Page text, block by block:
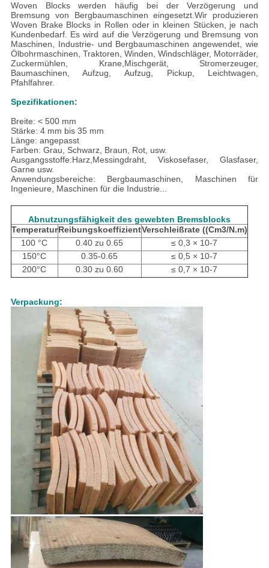
Woven Blocks werden häufig bei der Verzögerung und
Bremsung von Bergbaumaschinen eingesetzt.Wir produzieren
Woven Brake Blocks in Rollen oder in kleinen Stücken, je nach
Kundenbedarf. Es wird auf die Verzögerung und Bremsung von
Maschinen, Industrie- und Bergbaumaschinen angewendet, wie
Ölbohrmaschinen, Traktoren, Winden, Windschläger, Motorräder,
Zuckermühlen, Krane,Mischgerät, Stromerzeuger,
Baumaschinen, Aufzug, Aufzug, Pickup, Leichtwagen,
Pfahlfahrer.
Spezifikationen:
Breite: < 500 mm
Stärke: 4 mm bis 35 mm
Länge: angepasst
Farben: Grau, Schwarz, Braun, Rot, usw.
Ausgangsstoffe:Harz,Messingdraht, Viskosefaser, Glasfaser,
Garne usw.
Anwendungsbereiche: Bergbaumaschinen, Maschinen für
Ingenieure, Maschinen für die Industrie...
Abnutzungsfähigkeit des gewebten Bremsblocks
TemperaturReibungskoeffizientVerschleißrate ((Cm3/N.m)
100 °C
0.40 zu 0.65
≤ 0,3 × 10-7
150°C
0.35-0.65
≤ 0,5 × 10-7
200°C
0.30 zu 0.60 ≤ 0,7 × 10-7
Verpackung: